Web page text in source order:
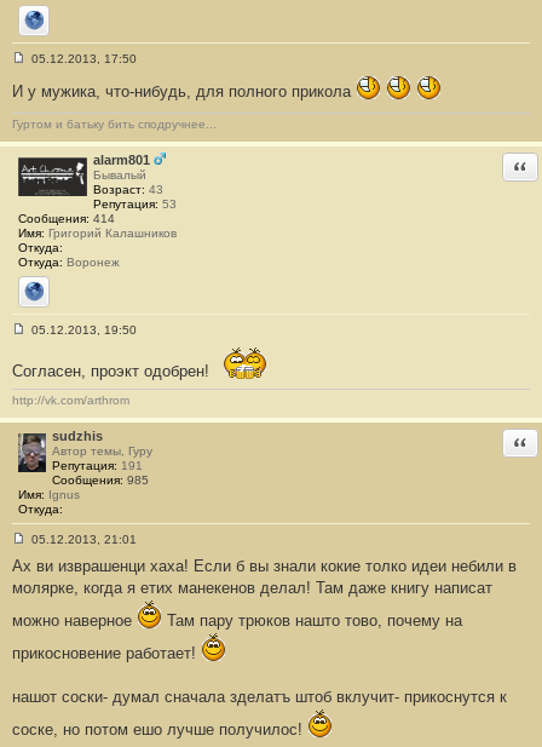
Сайт
о
б
щ
е
н
и
#
2
0
5
05.12.2013, 17:50
И у мужика, что-нибудь, для полного прикола
Гуртом и батьку бить сподручнее...
alarm801
Бывалый
Возраст: 43
Репутация: 53
Сообщения: 414
Имя: Григорий Калашников
Откуда:
Откуда: Воронеж
Сайт
о
щ
и
е
#
0
6
05.12.2013, 19:50
Согласен, проэкт одобрен!
http://vk.com/arthrom
sudzhis
Автор темы, Гуру
Репутация: 191
Сообщения: 985
Имя: Ignus
Откуда:
о
б
е
и
2
7
05.12.2013, 21:01
Ах ви изврашенци хаха! Если б вы знали кокие толко идеи небили в
молярке, когда я етих манекенов делал! Там даже книгу написат
можно наверное
Там пару трюков нашто тово, почему на
прикосновение работает!
нашот соски- думал сначала зделатъ штоб вклучит- прикоснутся к
соске, но потом ешо лучше получилос!